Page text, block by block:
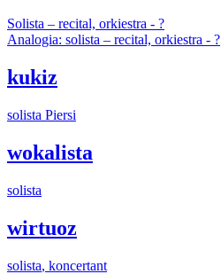
Solista – recital, orkiestra - ?
Analogia: solista – recital, orkiestra - ?
kukiz
solista Piersi
wokalista
solista
wirtuoz
solista, koncertant